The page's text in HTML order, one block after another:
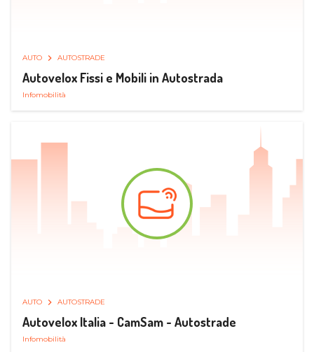
AUTO AUTOSTRADE
Autovelox Fissi e Mobili in Autostrada
Infomobilità
AUTO AUTOSTRADE
Autovelox Italia - CamSam - Autostrade
Infomobilità